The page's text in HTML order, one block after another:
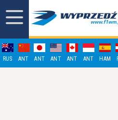
RUS ANT ANT ANT ANT ANT HAM